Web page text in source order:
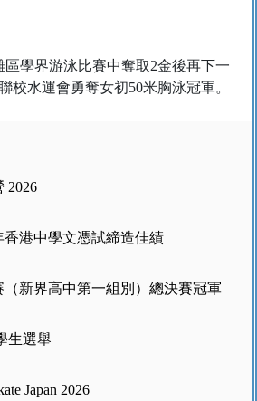
學界游泳比賽中奪取2金後再下一
校水運會勇奪女初50米胸泳冠軍。
2026
香港中學文憑試締造佳績
新界高中第一組別）總決賽冠軍
生選舉
Japan 2026